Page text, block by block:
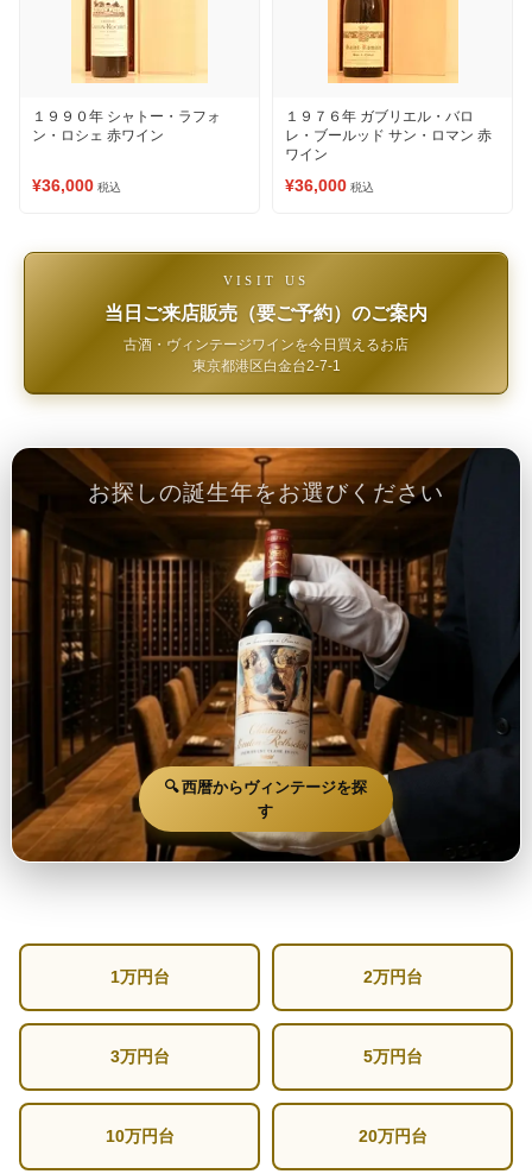
１９９０年 シャトー・ラフォ
ン・ロシェ 赤ワイン
¥36,000 税込
１９７６年 ガブリエル・バロ
レ・ブールッド サン・ロマン 赤
ワイン
¥36,000 税込
VISIT US
当日ご来店販売（要ご予約）のご案内
古酒・ヴィンテージワインを今日買えるお店
東京都港区白金台2-7-1
お探しの誕生年をお選びください
🔍 西暦からヴィンテージを探
す
1万円台 2万円台
3万円台 5万円台
10万円台 20万円台